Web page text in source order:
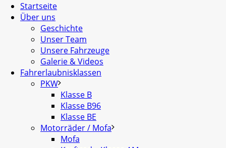
Startseite
Über uns
Geschichte
Unser Team
Unsere Fahrzeuge
Galerie & Videos
Fahrerlaubnisklassen
PKW
Klasse B
Klasse B96
Klasse BE
Motorräder / Mofa
Mofa